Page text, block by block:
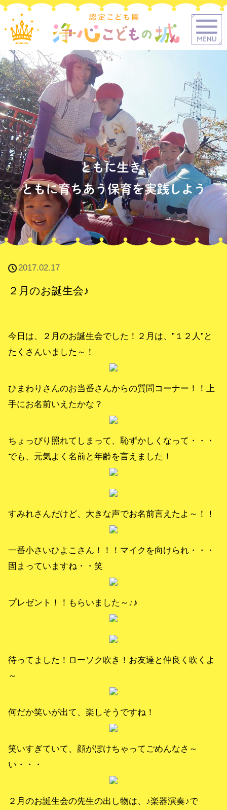
2017.02.17
２月のお誕生会♪
今日は、２月のお誕生会でした！２月は、”１２人”と
たくさんいました～！
ひまわりさんのお当番さんからの質問コーナー！！上
手にお名前いえたかな？
ちょっぴり照れてしまって、恥ずかしくなって・・・
でも、元気よく名前と年齢を言えました！
すみれさんだけど、大きな声でお名前言えたよ～！！
一番小さいひよこさん！！！マイクを向けられ・・・
固まっていますね・・笑
プレゼント！！もらいました～♪♪
待ってました！ローソク吹き！お友達と仲良く吹くよ
～
何だか笑いが出て、楽しそうですね！
笑いすぎていて、顔がぼけちゃってごめんなさ～
い・・・
２月のお誕生会の先生の出し物は、♪楽器演奏♪で